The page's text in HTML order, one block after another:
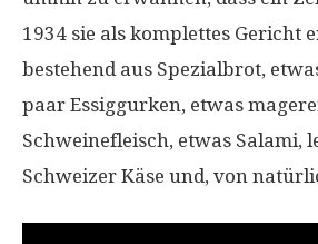
1934 sie als komplettes Gericht
bestehend aus Spezialbrot,
paar Essiggurken, etwas
Schweinefleisch, etwas Salami,
Schweizer Käse und, von